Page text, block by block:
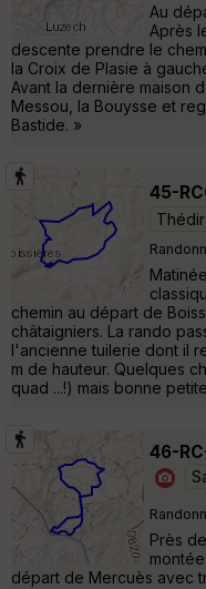
Au
Après
descente prendre le
la Croix de Plasie à
Avant la dernière maison
Messou, la Bouysse et
Bastide. »
45-
chemin au départ de
châtaigniers. La rando
l'ancienne tuilerie dont il
m de hauteur. Quelques
quad ...!) mais bonne
46-
Près
départ de Mercuès avec